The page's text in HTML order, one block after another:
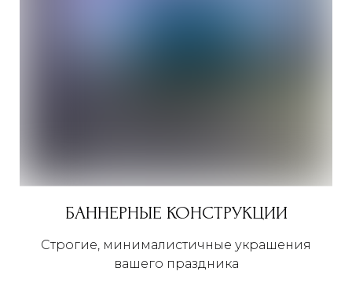
БАННЕРНЫЕ КОНСТРУКЦИИ
Строгие, минималистичные украшения
вашего праздника